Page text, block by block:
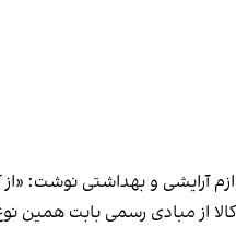
آرایشی و بهداشتی نوشت:
از مبادی رسمی بابت همین